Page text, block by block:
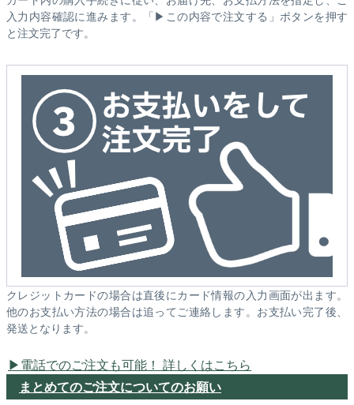
入力内容確認に進みます。「▶この内容で注文する」ボタンを押す
と注文完了です。
クレジットカードの場合は直後にカード情報の入力画面が出ます。
他のお支払い方法の場合は追ってご連絡します。お支払い完了後、
発送となります。
電話でのご注文も可能！ 詳しくはこちら
まとめてのご注文についてのお願い